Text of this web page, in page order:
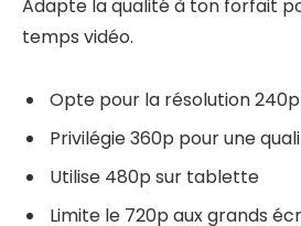
Adapte la qualité à ton forfait
temps vidéo.
Opte pour la résolution
Privilégie 360p pour une
Utilise 480p sur tablette
Limite le 720p aux grands